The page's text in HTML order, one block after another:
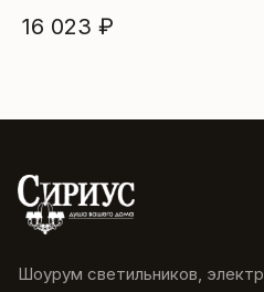
16 023 ₽
Шоурум светильников,